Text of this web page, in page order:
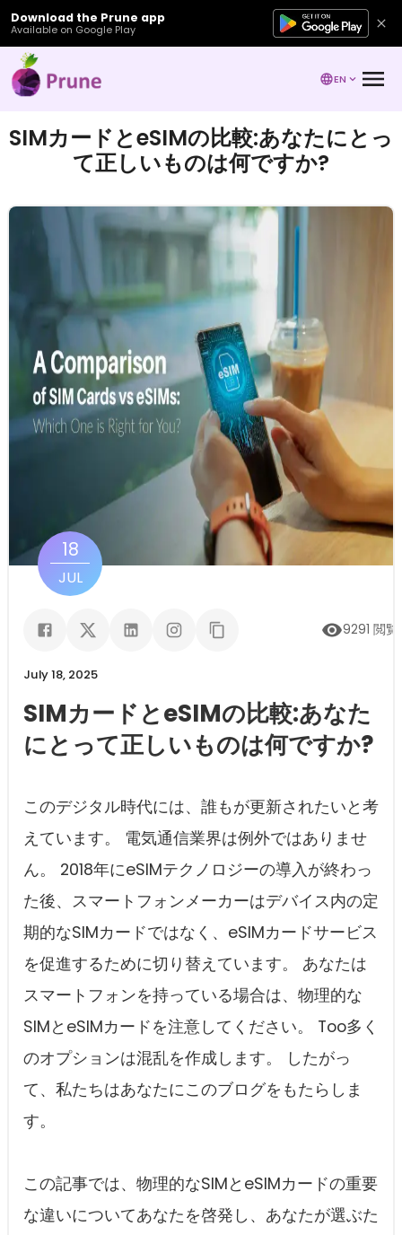
Download the Prune app
Available on Google Play
EN
SIMカードとeSIMの比較:あなたにとっ
て正しいものは何ですか?
18
JUL
9291 閲覧
July 18, 2025
SIMカードとeSIMの比較:あなた
にとって正しいものは何ですか?
このデジタル時代には、誰もが更新されたいと考
えています。 電気通信業界は例外ではありませ
ん。 2018年にeSIMテクノロジーの導入が終わっ
た後、スマートフォンメーカーはデバイス内の定
期的なSIMカードではなく、eSIMカードサービス
を促進するために切り替えています。 あなたは
スマートフォンを持っている場合は、物理的な
SIMとeSIMカードを注意してください。 Too多く
のオプションは混乱を作成します。 したがっ
て、私たちはあなたにこのブログをもたらしま
す。
この記事では、物理的なSIMとeSIMカードの重要
な違いについてあなたを啓発し、あなたが選ぶた